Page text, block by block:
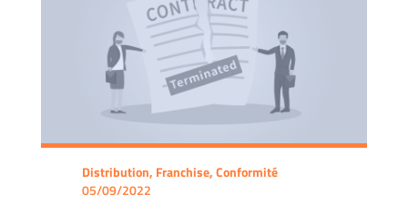
Distribution, Franchise, Conformité
05/09/2022